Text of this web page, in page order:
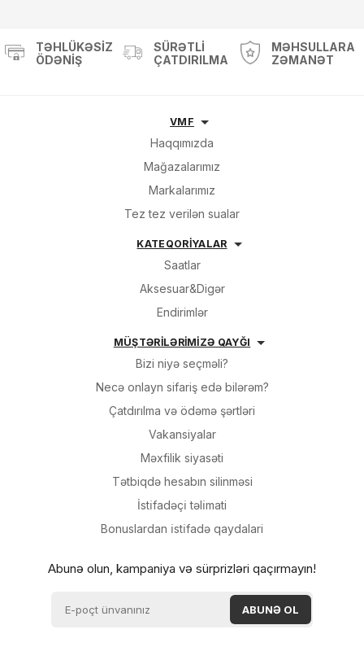
TƏHLÜKƏSIZ
ÖDƏNIŞ
SÜRƏTLI
ÇATDIRILMA
MƏHSULLARA
ZƏMANƏT
VMF
Haqqımızda
Mağazalarımız
Markalarımız
Tez tez verilən sualar
KATEQORİYALAR
Saatlar
Aksesuar&Digər
Endirimlər
MÜŞTƏRİLƏRİMİZƏ QAYĞI
Bizi niyə seçməli?
Necə onlayn sifariş edə bilərəm?
Çatdırılma və ödəmə şərtləri
Vakansiyalar
Məxfilik siyasəti
Tətbiqdə hesabın silinməsi
İsti̇fadəçi̇ təli̇mati
Bonuslardan i̇sti̇fadə qaydalari
Abunə olun, kampaniya və sürprizləri qaçırmayın!